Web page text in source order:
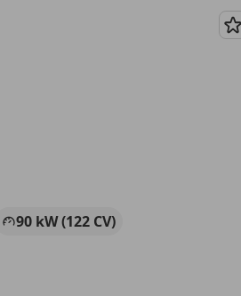
90 kW (122 CV)